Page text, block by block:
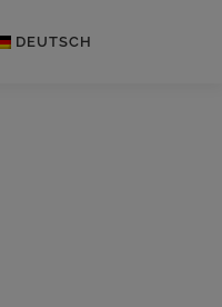
DEUTSCH